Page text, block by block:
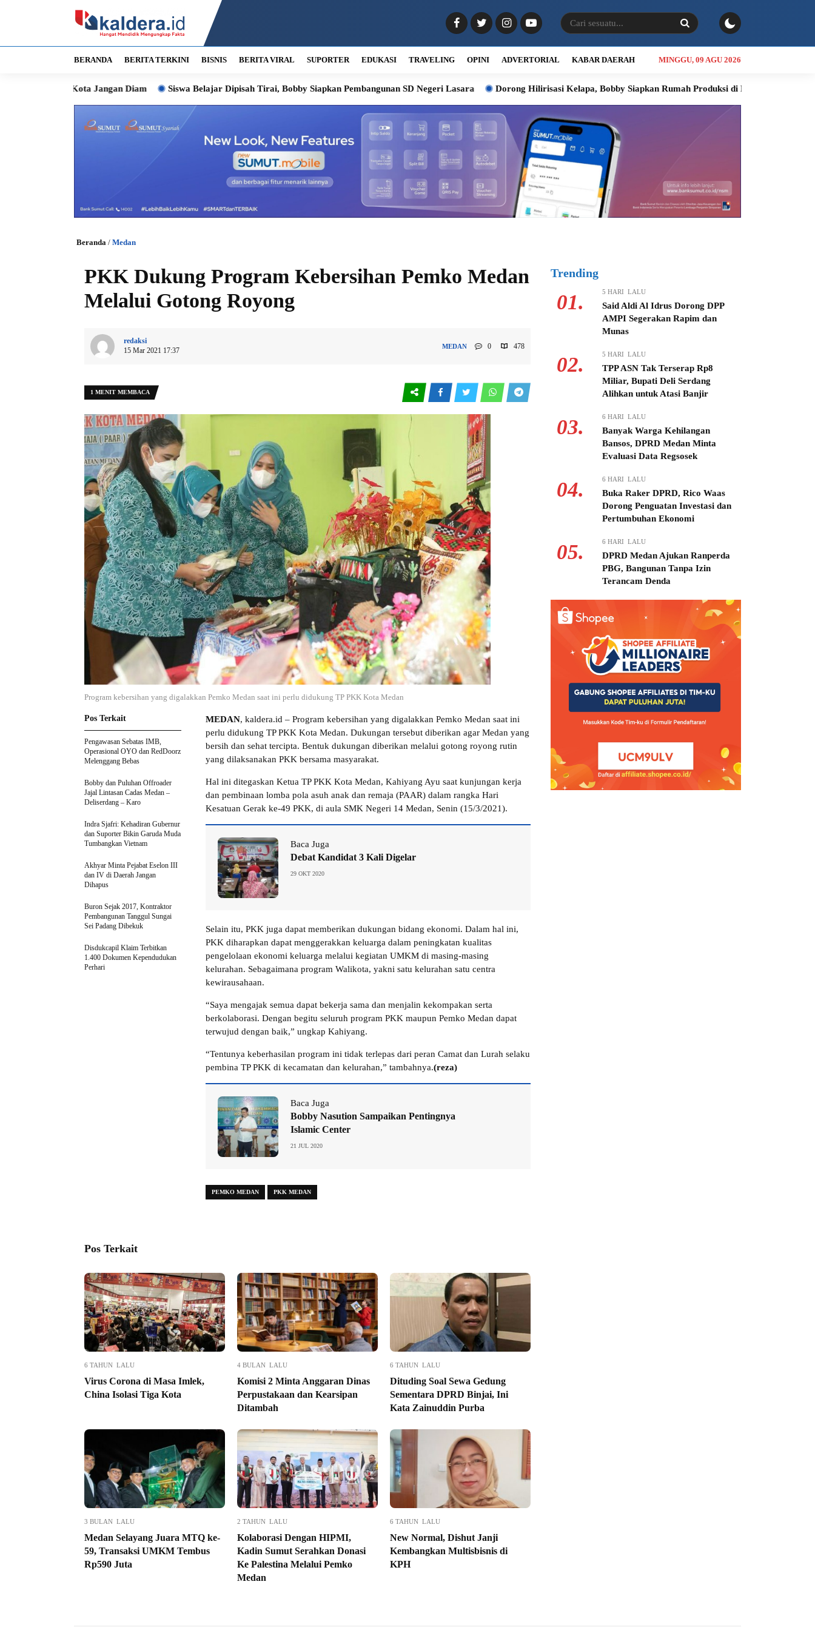
BERANDA BERITA TERKINI BISNIS BERITA VIRAL SUPORTER EDUKASI TRAVELING OPINI ADVERTORIAL KABAR DAERAH MINGGU, 09 AGU 2026
Kota Jangan Diam Siswa Belajar Dipisah Tirai, Bobby Siapkan Pembangunan SD Negeri Lasara Dorong Hilirisasi Kelapa, Bobby Siapkan Rumah Produksi di Nias Utara
Beranda / Medan
PKK Dukung Program Kebersihan Pemko Medan
Melalui Gotong Royong
redaksi
15 Mar 2021 17:37
MEDAN 0 478
1 MENIT MEMBACA
Program kebersihan yang digalakkan Pemko Medan saat ini perlu didukung TP PKK Kota Medan
MEDAN, kaldera.id – Program kebersihan yang digalakkan Pemko Medan saat ini
perlu didukung TP PKK Kota Medan. Dukungan tersebut diberikan agar Medan yang
bersih dan sehat tercipta. Bentuk dukungan diberikan melalui gotong royong rutin
yang dilaksanakan PKK bersama masyarakat.
Hal ini ditegaskan Ketua TP PKK Kota Medan, Kahiyang Ayu saat kunjungan kerja
dan pembinaan lomba pola asuh anak dan remaja (PAAR) dalam rangka Hari
Kesatuan Gerak ke-49 PKK, di aula SMK Negeri 14 Medan, Senin (15/3/2021).
Baca Juga
Debat Kandidat 3 Kali Digelar
29 OKT 2020
Selain itu, PKK juga dapat memberikan dukungan bidang ekonomi. Dalam hal ini,
PKK diharapkan dapat menggerakkan keluarga dalam peningkatan kualitas
pengelolaan ekonomi keluarga melalui kegiatan UMKM di masing-masing
kelurahan. Sebagaimana program Walikota, yakni satu kelurahan satu centra
kewirausahaan.
“Saya mengajak semua dapat bekerja sama dan menjalin kekompakan serta
berkolaborasi. Dengan begitu seluruh program PKK maupun Pemko Medan dapat
terwujud dengan baik,” ungkap Kahiyang.
“Tentunya keberhasilan program ini tidak terlepas dari peran Camat dan Lurah selaku
pembina TP PKK di kecamatan dan kelurahan,” tambahnya.(reza)
Baca Juga
Bobby Nasution Sampaikan Pentingnya
Islamic Center
21 JUL 2020
PEMKO MEDAN PKK MEDAN
Pos Terkait
Pengawasan Sebatas IMB,
Operasional OYO dan RedDoorz
Melenggang Bebas
Bobby dan Puluhan Offroader
Jajal Lintasan Cadas Medan –
Deliserdang – Karo
Indra Sjafri: Kehadiran Gubernur
dan Suporter Bikin Garuda Muda
Tumbangkan Vietnam
Akhyar Minta Pejabat Eselon III
dan IV di Daerah Jangan
Dihapus
Buron Sejak 2017, Kontraktor
Pembangunan Tanggul Sungai
Sei Padang Dibekuk
Disdukcapil Klaim Terbitkan
1.400 Dokumen Kependudukan
Perhari
Pos Terkait
6 TAHUN LALU
Virus Corona di Masa Imlek,
China Isolasi Tiga Kota
4 BULAN LALU
Komisi 2 Minta Anggaran Dinas
Perpustakaan dan Kearsipan
Ditambah
6 TAHUN LALU
Dituding Soal Sewa Gedung
Sementara DPRD Binjai, Ini
Kata Zainuddin Purba
3 BULAN LALU
Medan Selayang Juara MTQ ke-
59, Transaksi UMKM Tembus
Rp590 Juta
2 TAHUN LALU
Kolaborasi Dengan HIPMI,
Kadin Sumut Serahkan Donasi
Ke Palestina Melalui Pemko
Medan
6 TAHUN LALU
New Normal, Dishut Janji
Kembangkan Multisbisnis di
KPH
Trending
01. 5 HARI LALU
Said Aldi Al Idrus Dorong DPP
AMPI Segerakan Rapim dan
Munas
02. 5 HARI LALU
TPP ASN Tak Terserap Rp8
Miliar, Bupati Deli Serdang
Alihkan untuk Atasi Banjir
03. 6 HARI LALU
Banyak Warga Kehilangan
Bansos, DPRD Medan Minta
Evaluasi Data Regsosek
04. 6 HARI LALU
Buka Raker DPRD, Rico Waas
Dorong Penguatan Investasi dan
Pertumbuhan Ekonomi
05. 6 HARI LALU
DPRD Medan Ajukan Ranperda
PBG, Bangunan Tanpa Izin
Terancam Denda